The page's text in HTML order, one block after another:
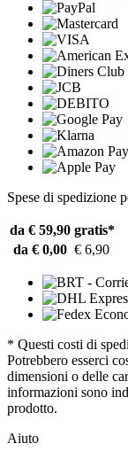
Spese di spedizione
da € 59,90 gratis*
da € 0,00 € 6,90
* Questi costi di
Potrebbero esserci
dimensioni o delle
informazioni sono
prodotto.
Aiuto